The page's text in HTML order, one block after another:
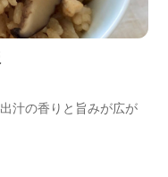
汁の香りと旨みが広が